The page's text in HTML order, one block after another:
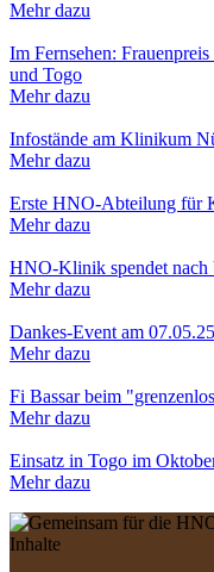
Mehr dazu
Im Fernsehen:
und Togo
Mehr dazu
Infostände am Klinikum
Mehr dazu
Erste HNO-Abteilung für
Mehr dazu
HNO-Klinik spendet nach
Mehr dazu
Dankes-Event am 07.05.25
Mehr dazu
Fi Bassar beim
Mehr dazu
Einsatz in Togo im
Mehr dazu
Inhalte